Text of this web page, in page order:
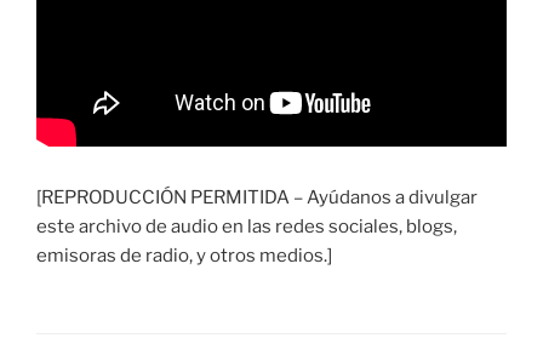
[REPRODUCCIÓN PERMITIDA – Ayúdanos a divulgar
este archivo de audio en las redes sociales, blogs,
emisoras de radio, y otros medios.]